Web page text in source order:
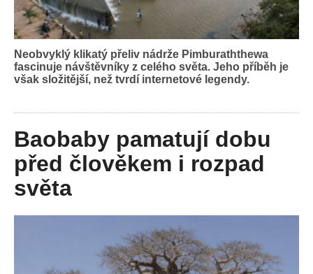
Neobvyklý klikatý přeliv nádrže Pimburaththewa
fascinuje návštěvníky z celého světa. Jeho příběh je
však složitější, než tvrdí internetové legendy.
Baobaby pamatují dobu
před člověkem i rozpad
světa